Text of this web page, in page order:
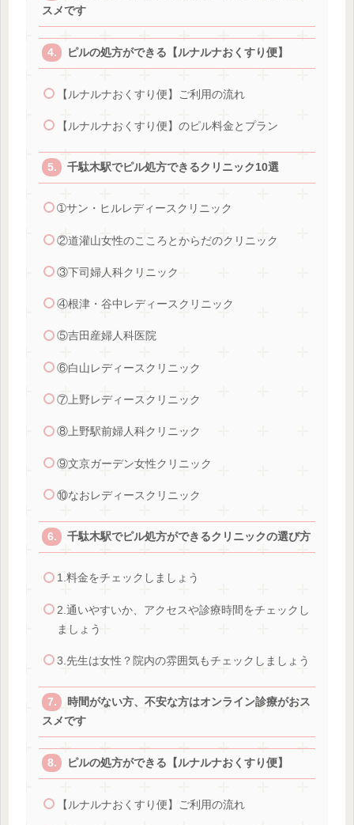
スメです
ピルの処方ができる【ルナルナおくすり便】
【ルナルナおくすり便】ご利用の流れ
【ルナルナおくすり便】のピル料金とプラン
千駄木駅でピル処方できるクリニック10選
➀サン・ヒルレディースクリニック
②道灌山女性のこころとからだのクリニック
③下司婦人科クリニック
④根津・谷中レディースクリニック
⑤吉田産婦人科医院
⑥白山レディースクリニック
⑦上野レディースクリニック
⑧上野駅前婦人科クリニック
⑨文京ガーデン女性クリニック
⑩なおレディースクリニック
千駄木駅でピル処方ができるクリニックの選び方
1.料金をチェックしましょう
2.通いやすいか、アクセスや診療時間をチェックし
ましょう
3.先生は女性？院内の雰囲気もチェックしましょう
時間がない方、不安な方はオンライン診療がおス
スメです
ピルの処方ができる【ルナルナおくすり便】
【ルナルナおくすり便】ご利用の流れ